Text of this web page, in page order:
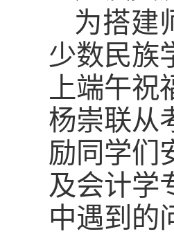
为搭建
少数民族
上端午
杨崇联从
励同学们
及会计学
中遇到的